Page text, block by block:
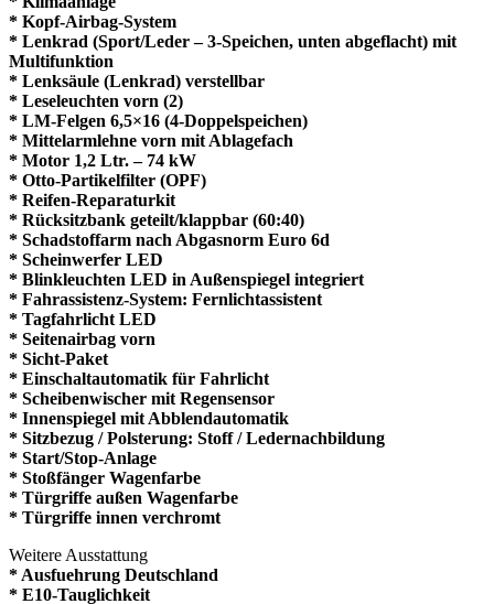
* Kopf-Airbag-System
* Lenkrad (Sport/Leder – 3-Speichen, unten abgeflacht) mit
Multifunktion
* Lenksäule (Lenkrad) verstellbar
* Leseleuchten vorn (2)
* LM-Felgen 6,5×16 (4-Doppelspeichen)
* Mittelarmlehne vorn mit Ablagefach
* Motor 1,2 Ltr. – 74 kW
* Otto-Partikelfilter (OPF)
* Reifen-Reparaturkit
* Rücksitzbank geteilt/klappbar (60:40)
* Schadstoffarm nach Abgasnorm Euro 6d
* Scheinwerfer LED
* Blinkleuchten LED in Außenspiegel integriert
* Fahrassistenz-System: Fernlichtassistent
* Tagfahrlicht LED
* Seitenairbag vorn
* Sicht-Paket
* Einschaltautomatik für Fahrlicht
* Scheibenwischer mit Regensensor
* Innenspiegel mit Abblendautomatik
* Sitzbezug / Polsterung: Stoff / Ledernachbildung
* Start/Stop-Anlage
* Stoßfänger Wagenfarbe
* Türgriffe außen Wagenfarbe
* Türgriffe innen verchromt
Weitere Ausstattung
* Ausfuehrung Deutschland
* E10-Tauglichkeit